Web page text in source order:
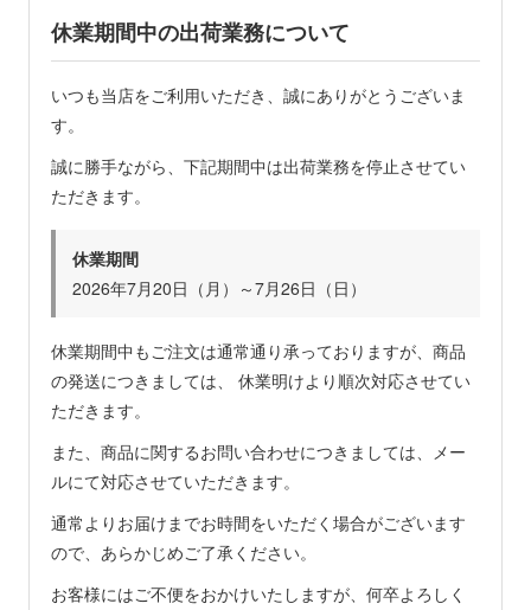
休業期間中の出荷業務について
いつも当店をご利用いただき、誠にありがとうございま
す。
誠に勝手ながら、下記期間中は出荷業務を停止させてい
ただきます。
休業期間
2026年7月20日（月）～7月26日（日）
休業期間中もご注文は通常通り承っておりますが、商品
の発送につきましては、 休業明けより順次対応させてい
ただきます。
また、商品に関するお問い合わせにつきましては、メー
ルにて対応させていただきます。
通常よりお届けまでお時間をいただく場合がございます
ので、あらかじめご了承ください。
お客様にはご不便をおかけいたしますが、何卒よろしく